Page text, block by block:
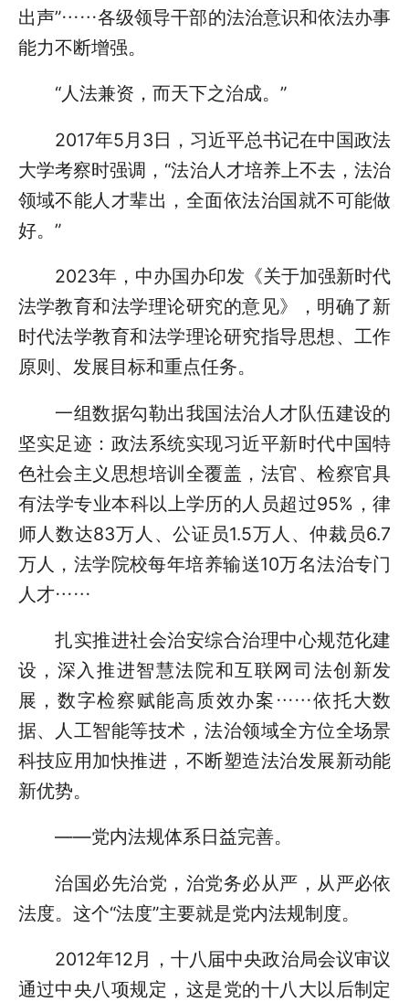
出声”……各级领导干部的法治意识和依法办事
能力不断增强。
“人法兼资，而天下之治成。”
2017年5月3日，习近平总书记在中国政法
大学考察时强调，“法治人才培养上不去，法治
领域不能人才辈出，全面依法治国就不可能做
好。”
2023年，中办国办印发《关于加强新时代
法学教育和法学理论研究的意见》，明确了新
时代法学教育和法学理论研究指导思想、工作
原则、发展目标和重点任务。
一组数据勾勒出我国法治人才队伍建设的
坚实足迹：政法系统实现习近平新时代中国特
色社会主义思想培训全覆盖，法官、检察官具
有法学专业本科以上学历的人员超过95%，律
师人数达83万人、公证员1.5万人、仲裁员6.7
万人，法学院校每年培养输送10万名法治专门
人才……
扎实推进社会治安综合治理中心规范化建
设，深入推进智慧法院和互联网司法创新发
展，数字检察赋能高质效办案……依托大数
据、人工智能等技术，法治领域全方位全场景
科技应用加快推进，不断塑造法治发展新动能
新优势。
——党内法规体系日益完善。
治国必先治党，治党务必从严，从严必依
法度。这个“法度”主要就是党内法规制度。
2012年12月，十八届中央政治局会议审议
通过中央八项规定，这是党的十八大以后制定